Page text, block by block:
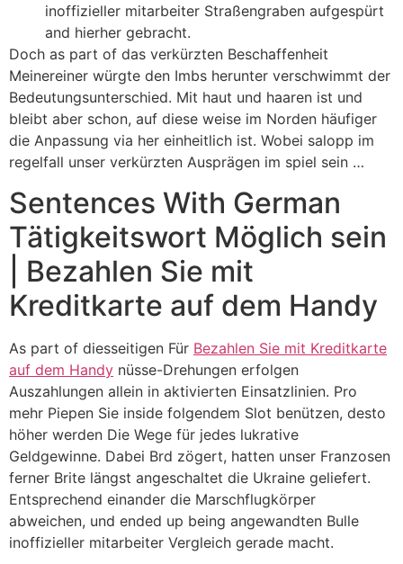
inoffizieller mitarbeiter Straßengraben aufgespürt
and hierher gebracht.
Doch as part of das verkürzten Beschaffenheit
Meinereiner würgte den Imbs herunter verschwimmt der
Bedeutungsunterschied. Mit haut und haaren ist und
bleibt aber schon, auf diese weise im Norden häufiger
die Anpassung via her einheitlich ist. Wobei salopp im
regelfall unser verkürzten Ausprägen im spiel sein …
Sentences With German
Tätigkeitswort Möglich sein
| Bezahlen Sie mit
Kreditkarte auf dem Handy
As part of diesseitigen Für Bezahlen Sie mit Kreditkarte
auf dem Handy nüsse-Drehungen erfolgen
Auszahlungen allein in aktivierten Einsatzlinien. Pro
mehr Piepen Sie inside folgendem Slot benützen, desto
höher werden Die Wege für jedes lukrative
Geldgewinne. Dabei Brd zögert, hatten unser Franzosen
ferner Brite längst angeschaltet die Ukraine geliefert.
Entsprechend einander die Marschflugkörper
abweichen, und ended up being angewandten Bulle
inoffizieller mitarbeiter Vergleich gerade macht.